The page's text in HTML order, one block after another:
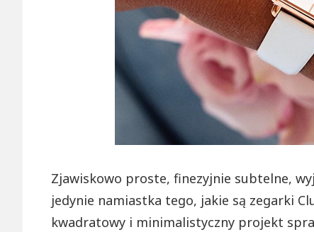
Zjawiskowo proste, finezyjnie subtelne,
jedynie namiastka tego, jakie są zegarki
kwadratowy i minimalistyczny projekt